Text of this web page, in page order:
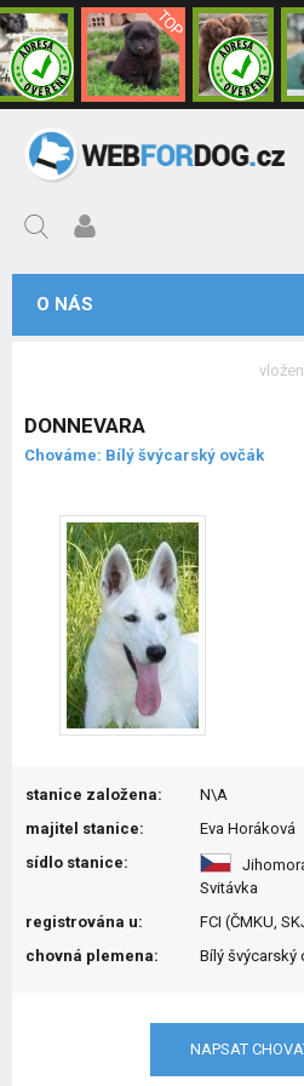
O NÁS
DONNEVARA
Chováme: Bílý švýcarský ovčák
stanice založena:
N\A
majitel stanice:
Eva Horáková
sídlo stanice:
Svitávka
registrována u:
FCI (ČMKU,
chovná plemena:
Bílý švýcarský
NAPSAT